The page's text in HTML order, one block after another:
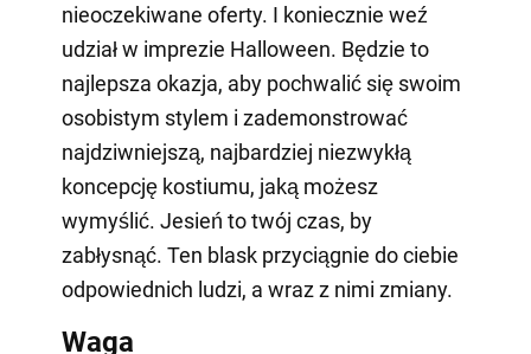
nieoczekiwane oferty. I koniecznie weź
udział w imprezie Halloween. Będzie to
najlepsza okazja, aby pochwalić się swoim
osobistym stylem i zademonstrować
najdziwniejszą, najbardziej niezwykłą
koncepcję kostiumu, jaką możesz
wymyślić. Jesień to twój czas, by
zabłysnąć. Ten blask przyciągnie do ciebie
odpowiednich ludzi, a wraz z nimi zmiany.
Waga